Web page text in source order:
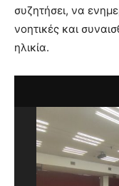
the
meaning
of
pain.
συζητήσει, να
νοητικές και
ηλικία.